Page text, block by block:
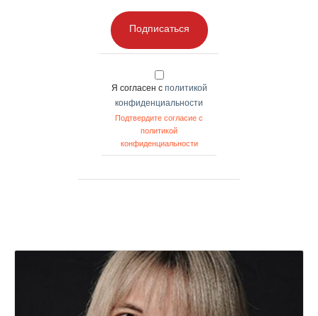
Подписаться
Я согласен с политикой
конфиденциальности
Подтвердите согласие с
политикой
конфиденциальности